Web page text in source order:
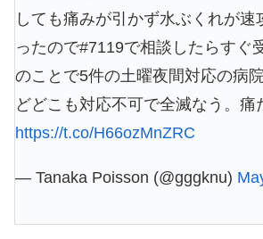
しても痛みが引かず水ぶくれが速
ったので#7119で相談したらすぐ
のことで5件の土曜夜間対応の病
どどこも対応不可で全滅なう。
https://t.co/H66ozMnZRC
— Tanaka Poisson (@gggknu)